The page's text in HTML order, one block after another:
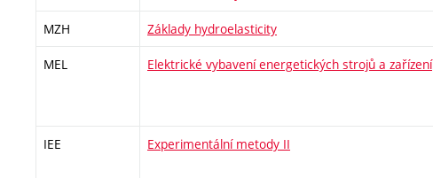
MZH Základy hydroelasticity
MEL Elektrické vybavení energetických strojů a zařízení
IEE Experimentální metody II